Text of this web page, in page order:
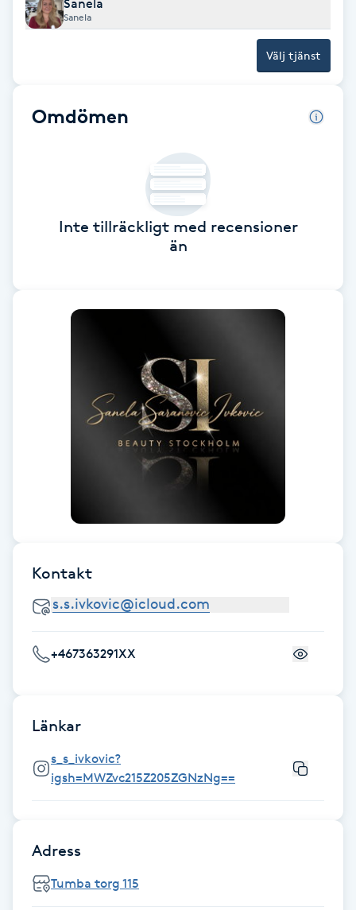
Fotsvamp
Fransförlängning Megavolym
Fransrengöring
Friskvårdsmassage
Föning
Gellack
Sanela
Sanela
Välj tjänst
Omdömen
Inte tillräckligt med recensioner
än
Kontakt
+467363291XX
Länkar
s_s_ivkovic?
igsh=MWZvc215Z205ZGNzNg==
Adress
Tumba torg 115